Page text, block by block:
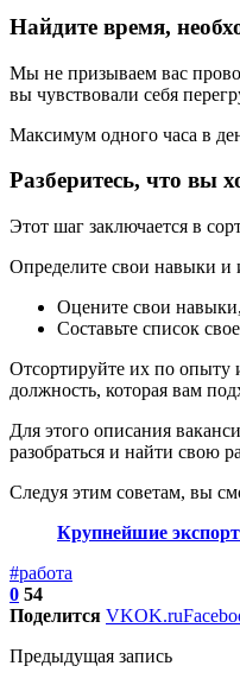
Найдите время,
Мы не призываем вас
вы чувствовали себя
Максимум одного часа в
Разберитесь, что вы
Этот шаг заключается в
Определите свои навыки и
Оцените свои
Составьте список
Отсортируйте их по опыту
должность, которая вам
Для этого описания
разобраться и найти свою
Следуя этим советам, вы
Крупнейшие
#работа
0 54
Поделится VKOK.ru
Предыдущая запись